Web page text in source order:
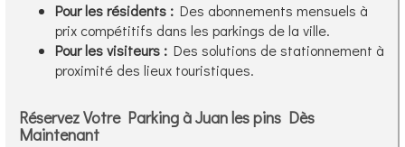
Pour les résidents : Des abonnements mensuels à
prix compétitifs dans les parkings de la ville.
Pour les visiteurs : Des solutions de stationnement à
proximité des lieux touristiques.
Réservez Votre Parking à Juan les pins Dès
Maintenant